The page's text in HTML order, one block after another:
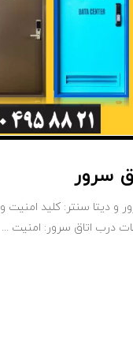
سرور
و دیتا سنتر: کلید امنیت و
درب اتاق سرور: امنیت ...